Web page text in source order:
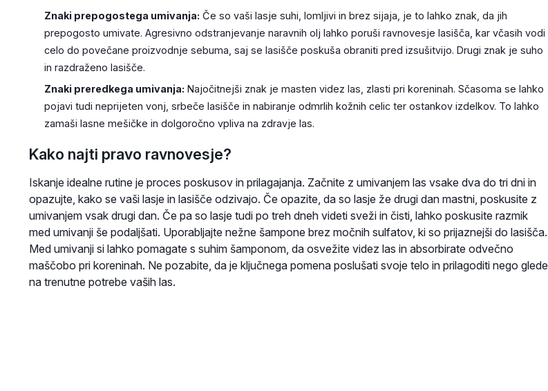
Znaki prepogostega umivanja: Če so vaši lasje suhi, lomljivi in brez sijaja, je to lahko znak, da jih
prepogosto umivate. Agresivno odstranjevanje naravnih olj lahko poruši ravnovesje lasišča, kar včasih vodi
celo do povečane proizvodnje sebuma, saj se lasišče poskuša obraniti pred izsušitvijo. Drugi znak je suho
in razdraženo lasišče.
Znaki preredkega umivanja: Najočitnejši znak je masten videz las, zlasti pri koreninah. Sčasoma se lahko
pojavi tudi neprijeten vonj, srbeče lasišče in nabiranje odmrlih kožnih celic ter ostankov izdelkov. To lahko
zamaši lasne mešičke in dolgoročno vpliva na zdravje las.
Kako najti pravo ravnovesje?
Iskanje idealne rutine je proces poskusov in prilagajanja. Začnite z umivanjem las vsake dva do tri dni in
opazujte, kako se vaši lasje in lasišče odzivajo. Če opazite, da so lasje že drugi dan mastni, poskusite z
umivanjem vsak drugi dan. Če pa so lasje tudi po treh dneh videti sveži in čisti, lahko poskusite razmik
med umivanji še podaljšati. Uporabljajte nežne šampone brez močnih sulfatov, ki so prijaznejši do lasišča.
Med umivanji si lahko pomagate s suhim šamponom, da osvežite videz las in absorbirate odvečno
maščobo pri koreninah. Ne pozabite, da je ključnega pomena poslušati svoje telo in prilagoditi nego glede
na trenutne potrebe vaših las.